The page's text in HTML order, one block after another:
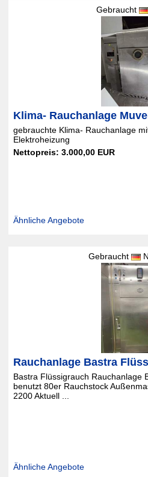
Gebraucht
Klima- Rauchanlage
gebrauchte Klima- Rauchanlage
Elektroheizung
Nettopreis: 3.000,00 EUR
Ähnliche Angebote
Gebraucht
Rauchanlage Bastra
Bastra Flüssigrauch Rauchanlage
benutzt 80er Rauchstock
2200 Aktuell ...
Ähnliche Angebote